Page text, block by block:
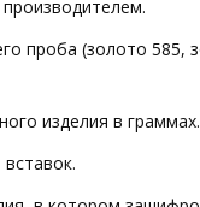
проба (золото 585,
изделия в граммах.